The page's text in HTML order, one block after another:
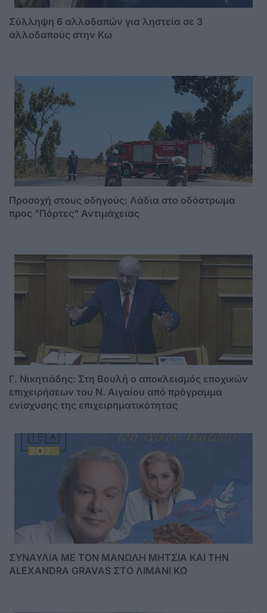
Σύλληψη 6 αλλοδαπών για ληστεία σε 3
αλλοδαπούς στην Κω
Προσοχή στους οδηγούς: Λάδια στο οδόστρωμα
προς "Πόρτες" Αντιμάχειας
Γ. Νικητιάδης: Στη Βουλή ο αποκλεισμός εποχικών
επιχειρήσεων του Ν. Αιγαίου από πρόγραμμα
ενίσχυσης της επιχειρηματικότητας
ΣΥΝΑΥΛΙΑ ΜΕ ΤΟΝ ΜΑΝΩΛΗ ΜΗΤΣΙΑ ΚΑΙ ΤΗΝ
ALEXANDRA GRAVAS ΣΤΟ ΛΙΜΑΝΙ ΚΩ